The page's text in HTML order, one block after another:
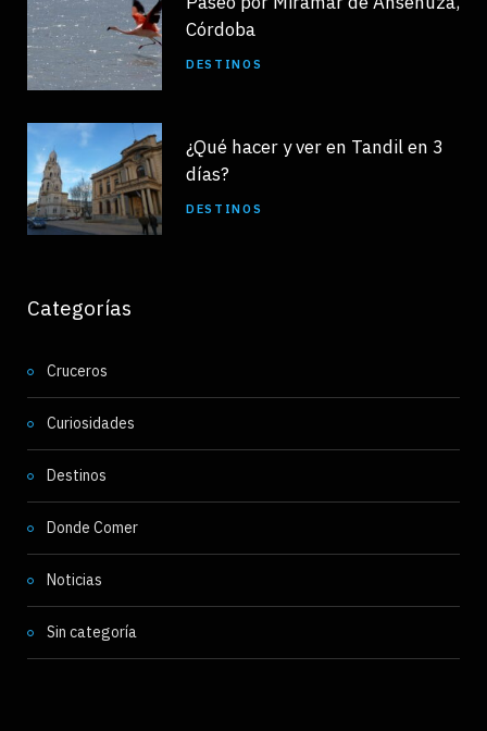
Córdoba
DESTINOS
¿Qué hacer y ver en Tandil en 3
días?
DESTINOS
Categorías
Cruceros
Curiosidades
Destinos
Donde Comer
Noticias
Sin categoría